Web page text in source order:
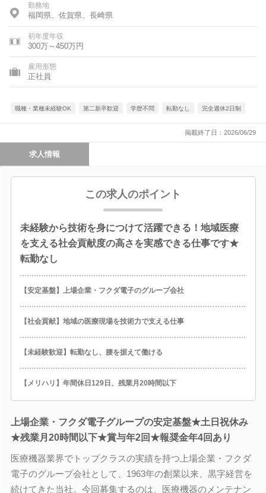
勤務地
福岡県、佐賀県、長崎県
初年度年収
300万～450万円
雇用形態
正社員
職種・業種未経験OK 第二新卒歓迎 学歴不問 転勤なし 完全週休2日制
掲載終了日：2026/06/29
求人情報
この求人のポイント
未経験から技術を身につけて活躍できる！地域医療
を支える社会貢献度の高さを実感できる仕事です★
転勤なし
【安定基盤】上場企業・フクダ電子のグループ会社
【社会貢献】地域の医療現場を技術力で支える仕事
【未経験歓迎】転勤なし、腰を据えて働ける
【メリハリ】年間休日129日、残業月20時間以下
上場企業・フクダ電子グループの安定基盤★土日祝休み
★残業月20時間以下★賞与年2回★報奨金年4回あり
医療機器業界でトップクラスの実績を持つ上場企業・フクダ
電子のグループ会社として、1963年の創業以来、黒字経営を
続けてきた当社。今回募集するのは、医療機器のメンテナン